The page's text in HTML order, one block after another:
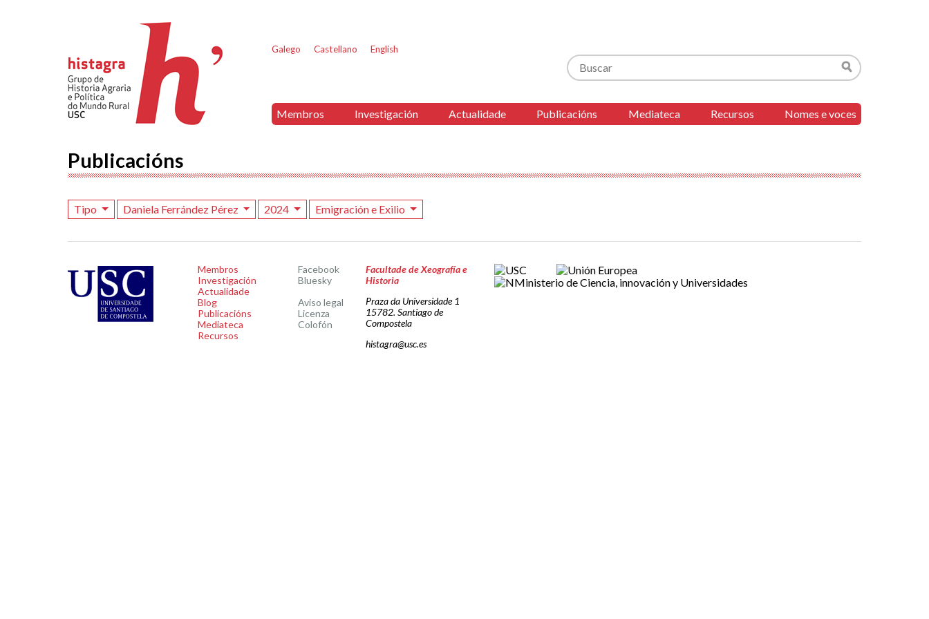
Galego Castellano English
Buscar
Buscar
Membros Investigación Actualidade Publicacións Mediateca Recursos Nomes e voces
Publicacións
Tipo Daniela Ferrández Pérez 2024 Emigración e Exilio
Membros
Investigación
Actualidade
Blog
Publicacións
Mediateca
Recursos
Facebook
Bluesky
Aviso legal
Licenza
Colofón
Facultade de Xeografía e
Historia
Praza da Universidade 1
15782. Santiago de
Compostela
histagra@usc.es